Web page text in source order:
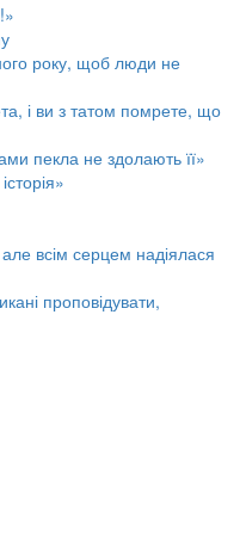
року, щоб люди не
і ви з татом помрете, що
пекла не здолають її»
всім серцем надіялася
проповідувати,